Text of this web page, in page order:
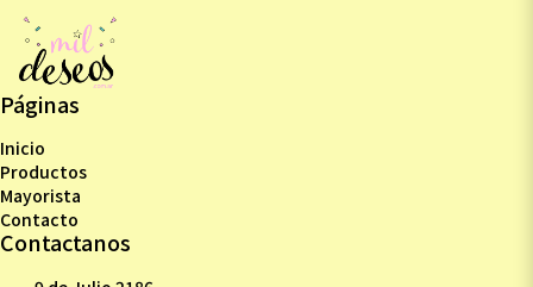
Páginas
Inicio
Productos
Mayorista
Contacto
Contactanos